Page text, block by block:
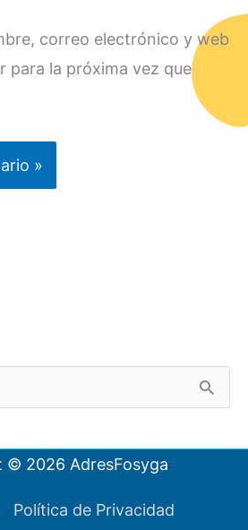
correo electrónico y web
para la próxima vez que
© 2026 AdresFosyga
Política de Privacidad